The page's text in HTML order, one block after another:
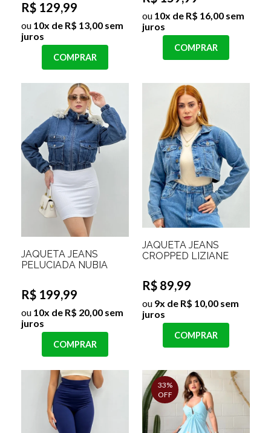
R$ 129,99
ou 10x de R$ 13,00 sem
juros
COMPRAR
ou 10x de R$ 16,00 sem
juros
COMPRAR
JAQUETA JEANS
PELUCIADA NUBIA
R$ 199,99
ou 10x de R$ 20,00 sem
juros
COMPRAR
JAQUETA JEANS
CROPPED LIZIANE
R$ 89,99
ou 9x de R$ 10,00 sem
juros
COMPRAR
33%
OFF